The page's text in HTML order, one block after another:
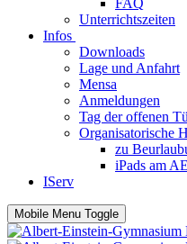
FAQ
Unterrichtszeiten
Infos
Downloads
Lage und Anfahrt
Mensa
Anmeldungen
Tag der offenen
Organisatorische
zu
iPads am
IServ
Mobile Menu Toggle